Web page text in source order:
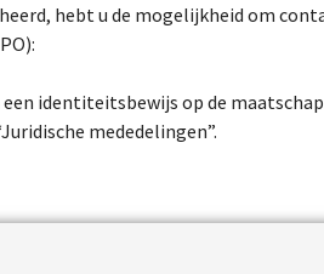
hebt u de mogelijkheid om
identiteitsbewijs op de
mededelingen”.